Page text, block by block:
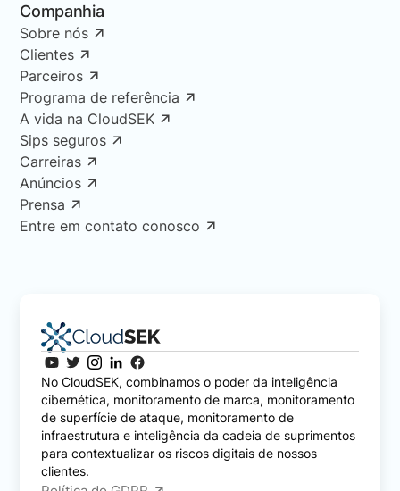
Companhia
Sobre nós
Clientes
Parceiros
Programa de referência
A vida na CloudSEK
Sips seguros
Carreiras
Anúncios
Prensa
Entre em contato conosco
No CloudSEK, combinamos o poder da inteligência
cibernética, monitoramento de marca, monitoramento
de superfície de ataque, monitoramento de
infraestrutura e inteligência da cadeia de suprimentos
para contextualizar os riscos digitais de nossos
clientes.